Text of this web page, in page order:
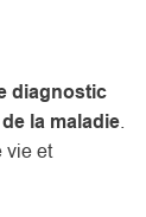
diagnostic
la maladie
vie et